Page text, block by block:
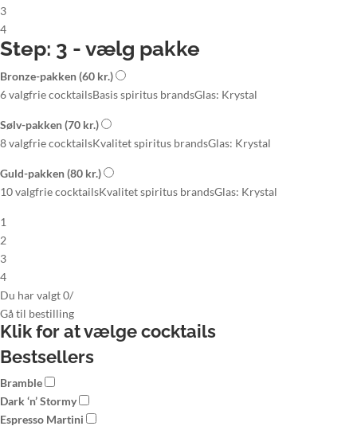
3
4
Step: 3 - vælg pakke
Bronze-pakken(60 kr.)
6 valgfrie cocktailsBasis spiritus brandsGlas: Krystal
Sølv-pakken(70 kr.)
8 valgfrie cocktailsKvalitet spiritus brandsGlas: Krystal
Guld-pakken(80 kr.)
10 valgfrie cocktailsKvalitet spiritus brandsGlas: Krystal
1
2
3
4
Du har valgt0/
Gå til bestilling
Klik for at vælgecocktails
Bestsellers
Bramble
Dark ‘n’ Stormy
Espresso Martini